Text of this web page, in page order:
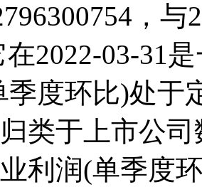
，
2022-03-31
季度环比)处于
类于上市公
利润(单季度